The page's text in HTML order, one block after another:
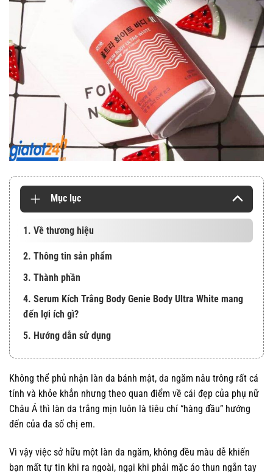
Mục lục
1. Về thương hiệu
2. Thông tin sản phẩm
3. Thành phần
4. Serum Kích Trắng Body Genie Body Ultra White mang
đến lợi ích gì?
5. Hướng dẫn sử dụng
Không thể phủ nhận làn da bánh mật, da ngăm nâu trông rất cá
tính và khỏe khắn nhưng theo quan điểm về cái đẹp của phụ nữ
Châu Á thì làn da trắng mịn luôn là tiêu chí “hàng đầu” hướng
đến của đa số chị em.
Vì vậy việc sở hữu một làn da ngăm, không đều màu dễ khiến
bạn mất tự tin khi ra ngoài, ngại khi phải mặc áo thun ngắn tay